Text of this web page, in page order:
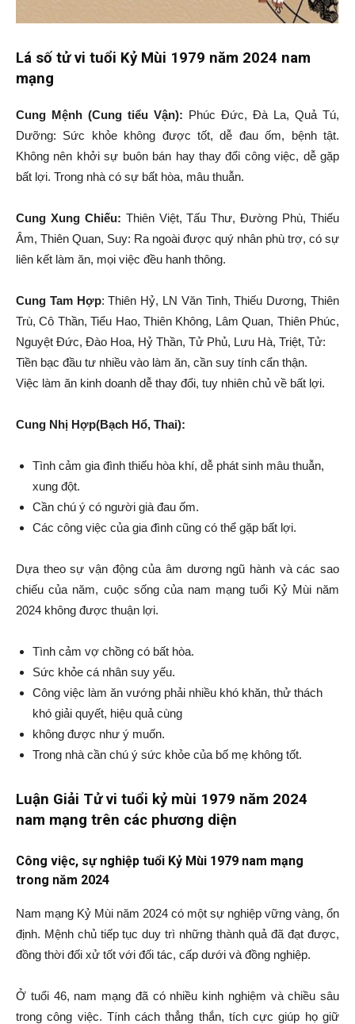
Lá số tử vi tuổi Kỷ Mùi 1979 năm 2024 nam
mạng
Cung Mệnh (Cung tiểu Vận): Phúc Đức, Đà La, Quả Tú,
Dưỡng: Sức khỏe không được tốt, dễ đau ốm, bệnh tật.
Không nên khởi sự buôn bán hay thay đổi công việc, dễ gặp
bất lợi. Trong nhà có sự bất hòa, mâu thuẫn.
Cung Xung Chiếu: Thiên Việt, Tấu Thư, Đường Phù, Thiếu
Âm, Thiên Quan, Suy: Ra ngoài được quý nhân phù trợ, có sự
liên kết làm ăn, mọi việc đều hanh thông.
Cung Tam Hợp: Thiên Hỷ, LN Văn Tinh, Thiếu Dương, Thiên
Trù, Cô Thần, Tiểu Hao, Thiên Không, Lâm Quan, Thiên Phúc,
Nguyệt Đức, Đào Hoa, Hỷ Thần, Tử Phủ, Lưu Hà, Triệt, Tử:
Tiền bạc đầu tư nhiều vào làm ăn, cần suy tính cẩn thận.
Việc làm ăn kinh doanh dễ thay đổi, tuy nhiên chủ về bất lợi.
Cung Nhị Hợp(Bạch Hổ, Thai):
Tình cảm gia đình thiếu hòa khí, dễ phát sinh mâu thuẫn,
xung đột.
Cần chú ý có người già đau ốm.
Các công việc của gia đình cũng có thể gặp bất lợi.
Dựa theo sự vận động của âm dương ngũ hành và các sao
chiếu của năm, cuộc sống của nam mạng tuổi Kỷ Mùi năm
2024 không được thuận lợi.
Tình cảm vợ chồng có bất hòa.
Sức khỏe cá nhân suy yếu.
Công việc làm ăn vướng phải nhiều khó khăn, thử thách
khó giải quyết, hiệu quả cùng
không được như ý muốn.
Trong nhà cần chú ý sức khỏe của bố mẹ không tốt.
Luận Giải Tử vi tuổi kỷ mùi 1979 năm 2024
nam mạng trên các phương diện
Công việc, sự nghiệp tuổi Kỷ Mùi 1979 nam mạng
trong năm 2024
Nam mạng Kỷ Mùi năm 2024 có một sự nghiệp vững vàng, ổn
định. Mệnh chủ tiếp tục duy trì những thành quả đã đạt được,
đồng thời đối xử tốt với đối tác, cấp dưới và đồng nghiệp.
Ở tuổi 46, nam mạng đã có nhiều kinh nghiệm và chiều sâu
trong công việc. Tính cách thẳng thắn, tích cực giúp họ giữ